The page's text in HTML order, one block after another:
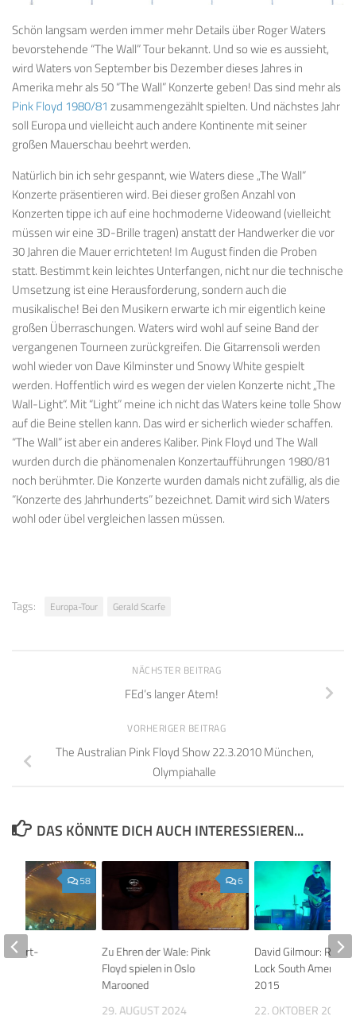
Schön langsam werden immer mehr Details über Roger Waters
bevorstehende “The Wall” Tour bekannt. Und so wie es aussieht,
wird Waters von September bis Dezember dieses Jahres in
Amerika mehr als 50 “The Wall” Konzerte geben! Das sind mehr als
Pink Floyd 1980/81 zusammengezählt spielten. Und nächstes Jahr
soll Europa und vielleicht auch andere Kontinente mit seiner
großen Mauerschau beehrt werden.
Natürlich bin ich sehr gespannt, wie Waters diese „The Wall“
Konzerte präsentieren wird. Bei dieser großen Anzahl von
Konzerten tippe ich auf eine hochmoderne Videowand (vielleicht
müssen wir eine 3D-Brille tragen) anstatt der Handwerker die vor
30 Jahren die Mauer errichteten! Im August finden die Proben
statt. Bestimmt kein leichtes Unterfangen, nicht nur die technische
Umsetzung ist eine Herausforderung, sondern auch die
musikalische! Bei den Musikern erwarte ich mir eigentlich keine
großen Überraschungen. Waters wird wohl auf seine Band der
vergangenen Tourneen zurückgreifen. Die Gitarrensoli werden
wohl wieder von Dave Kilminster und Snowy White gespielt
werden. Hoffentlich wird es wegen der vielen Konzerte nicht „The
Wall-Light“. Mit “Light” meine ich nicht das Waters keine tolle Show
auf die Beine stellen kann. Das wird er sicherlich wieder schaffen.
“The Wall” ist aber ein anderes Kaliber. Pink Floyd und The Wall
wurden durch die phänomenalen Konzertaufführungen 1980/81
noch berühmter. Die Konzerte wurden damals nicht zufällig, als die
“Konzerte des Jahrhunderts” bezeichnet. Damit wird sich Waters
wohl oder übel vergleichen lassen müssen.
Tags: Europa-Tour Gerald Scarfe
NÄCHSTER BEITRAG
FEd’s langer Atem!
VORHERIGER BEITRAG
The Australian Pink Floyd Show 22.3.2010 München,
Olympiahalle
DAS KÖNNTE DICH AUCH INTERESSIEREN...
6
Zu Ehren der Wale: Pink
Floyd spielen in Oslo
Marooned
29. AUGUST 2024
David Gilmour: Rattle
Lock South America
2015
22. OKTOBER 2015
58